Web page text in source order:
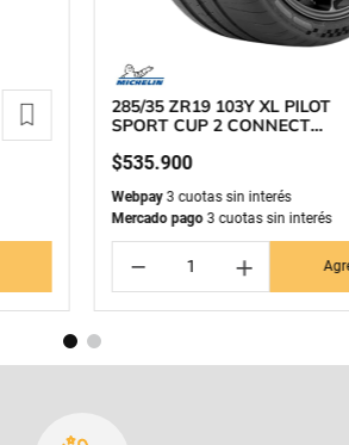
285/35 ZR19 103Y XL PILOT
SPORT CUP 2 CONNECT
$535.900
Webpay 3 cuotas sin interés
Mercado pago 3 cuotas sin interés
＋
－